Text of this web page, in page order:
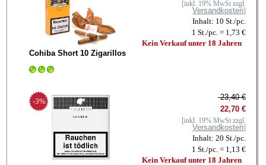
Cohiba Short 10 Zigarillos
[inkl. 19% MwSt zzgl.
Versandkosten]
Inhalt: 10 St./pc.
1 St./pc. = 1,73 €
Kein Verkauf unter 18 Jahren
-3%
23,40 €
22,70 €
[inkl. 19% MwSt zzgl.
Versandkosten]
Inhalt: 20 St./pc.
1 St./pc. = 1,13 €
Kein Verkauf unter 18 Jahren